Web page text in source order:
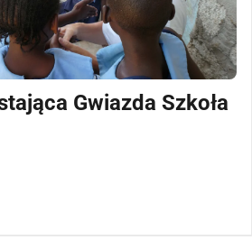
Gwiazda Szkoła